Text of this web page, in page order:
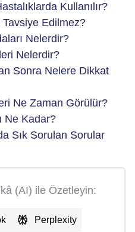
Kullanılır?
Edilmez?
Nelerdir?
Nelerdir?
Sonra Nelere Dikkat
Ne Zaman Görülür?
Ne Kadar?
Sık Sorulan Sorular
(AI) ile Özetleyin:
Perplexity